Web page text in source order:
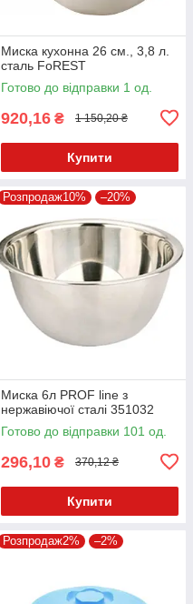
Миска кухонна 26 см., 3,8 л.
сталь FoREST
Готово до відправки 1 од.
920,16 ₴ 1 150,20 ₴
Купити
Розпродаж10% –20%
Миска 6л PROF line з
нержавіючої сталі 351032
Готово до відправки 101 од.
296,10 ₴ 370,12 ₴
Купити
Розпродаж2% –2%